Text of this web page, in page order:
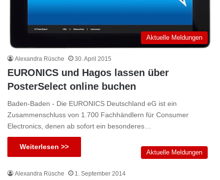
Aktuelle Meldungen
Alexandra Rüsche 30. April 2015
EURONICS und Hagos lassen über
PosterSelect online buchen
Baden-Baden - Die EURONICS Deutschland eG ist ein
Zusammenschluss von 1.700 Fachhändlern für Consumer
Electronics, denen ab sofort ein besonderes…
Weiterlesen >>
Aktuelle Meldungen
Alexandra Rüsche 1. September 2014